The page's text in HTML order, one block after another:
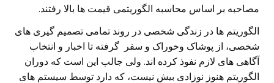
مصاحبه بر اساس محاسبه الگوریتمی قیمت ها بالا رفتند.
الگوریتم ها در زندگی‌ شخصی‌ در روند تمامی تصمیم گیری های
شخصی‌، از پوشاک وخوراک و سفر گرفته تا اخبار و انتخاب
آگاهی‌ های لازم نفوذ کرده ا‌ند. ولی‌ جالب این است که دوران
الگوریتم هنوز نوزادی بیش نیست، که دارد توسط سیستم های